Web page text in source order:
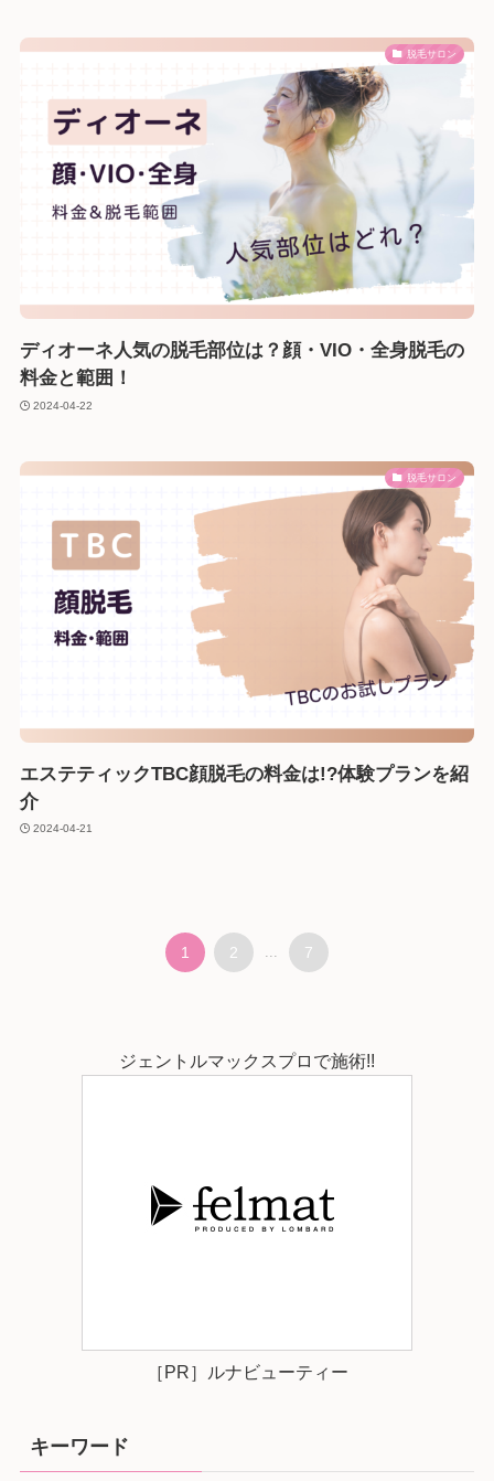
脱毛サロン
ディオーネ人気の脱毛部位は？顔・VIO・全身脱毛の
料金と範囲！
2024-04-22
脱毛サロン
エステティックTBC顔脱毛の料金は!?体験プランを紹
介
2024-04-21
1 2 7
ジェントルマックスプロで施術!!
［PR］ルナビューティー
キーワード